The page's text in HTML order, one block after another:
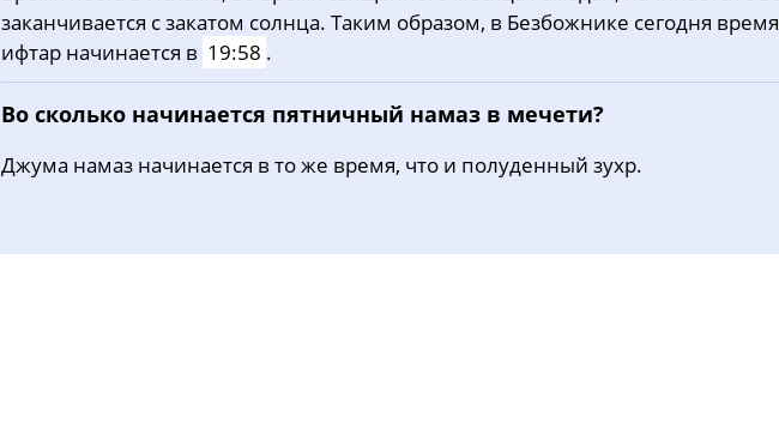
31, Пн
02:09 15:29
заканчивается с закатом солнца. Таким образом, в Безбожнике сегодня
ифтар начинается в 19:58 .
Во сколько начинается пятничный намаз в мечети?
Джума намаз начинается в то же время, что и полуденный зухр.